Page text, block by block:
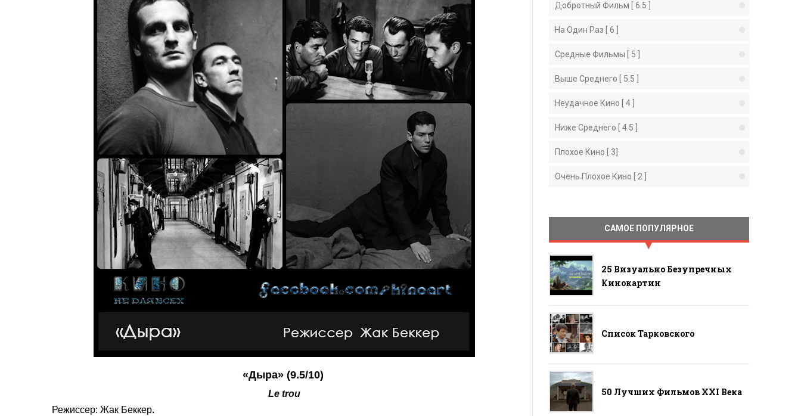
«Дыра» (9.5/10)
Le trou
Режиссер: Жак Беккер.
Добротный Фильм [ 6.5 ]
На Один Раз [ 6 ]
Средные Фильмы [ 5 ]
Выше Среднего [ 5.5 ]
Неудачное Кино [ 4 ]
Ниже Среднего [ 4.5 ]
Плохое Кино [ 3]
Очень Плохое Кино [ 2 ]
САМОЕ ПОПУЛЯРНОЕ
25 Визуально Безупречных
Кинокартин
Список Тарковского
50 Лучших Фильмов ХХI Века